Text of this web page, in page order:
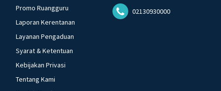
Promo Ruangguru
Laporan Kerentanan
Layanan Pengaduan
Syarat & Ketentuan
Kebijakan Privasi
Tentang Kami
02130930000